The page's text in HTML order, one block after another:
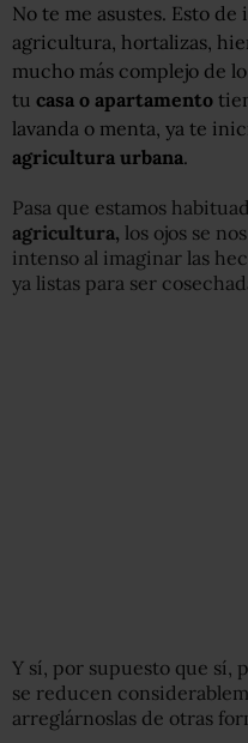
No te me asustes. Esto
agricultura, hortalizas,
mucho más complejo de
tu casa o apartamento
lavanda o menta, ya te
agricultura urbana.
Pasa que estamos
agricultura, los ojos se
intenso al imaginar las
ya listas para ser
Y sí, por supuesto que sí,
se reducen
arreglárnoslas de otras